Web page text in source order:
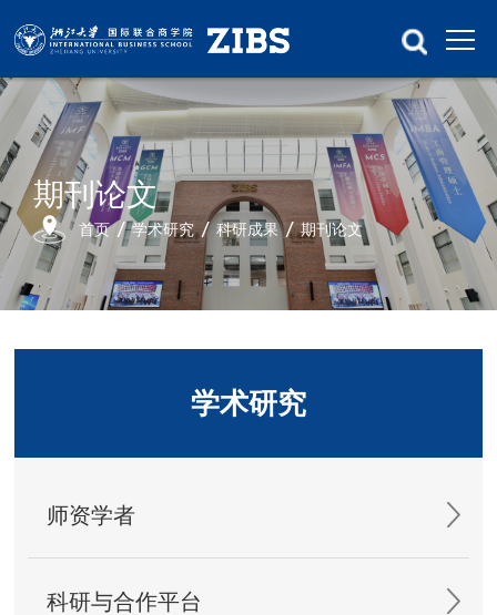
期刊论文
首页 学术研究 科研成果 期刊论文
学术研究
师资学者
科研与合作平台